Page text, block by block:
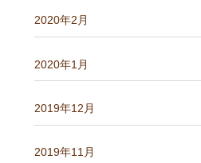
2020年2月
2020年1月
2019年12月
2019年11月